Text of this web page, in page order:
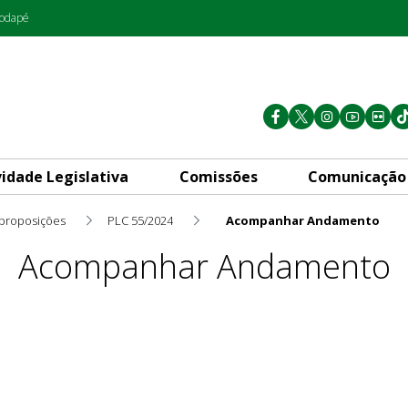
Legislativa Comissões Comunicação
PLC 55/2024 Acompanhar Andamento
Acompanhar Andamento